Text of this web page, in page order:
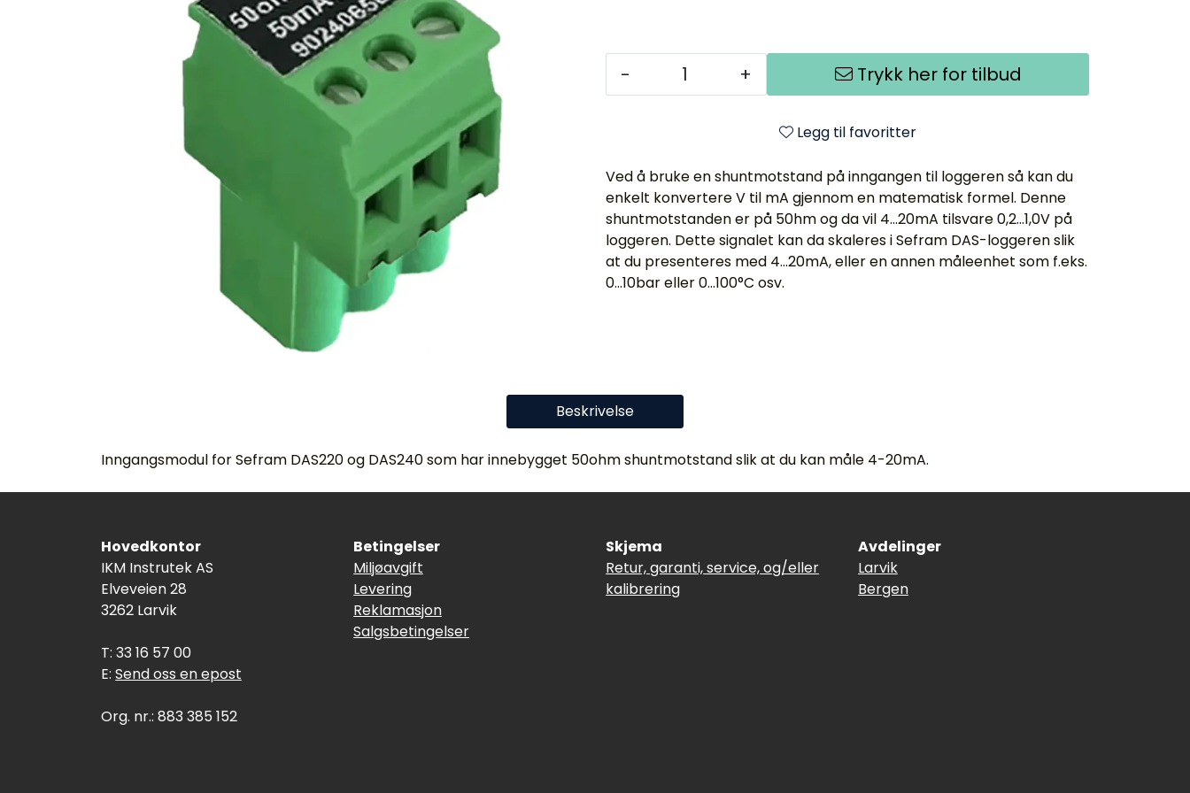
- + Trykk her for tilbud
Legg til favoritter
Ved å bruke en shuntmotstand på inngangen til loggeren så kan du
enkelt konvertere V til mA gjennom en matematisk formel. Denne
shuntmotstanden er på 50hm og da vil 4...20mA tilsvare 0,2...1,0V på
loggeren. Dette signalet kan da skaleres i Sefram DAS-loggeren slik
at du presenteres med 4...20mA, eller en annen måleenhet som f.eks.
0...10bar eller 0...100°C osv.
Beskrivelse
Inngangsmodul for Sefram DAS220 og DAS240 som har innebygget 50ohm shuntmotstand slik at du kan måle 4-20mA.
Hovedkontor
IKM Instrutek AS
Elveveien 28
3262 Larvik
T: 33 16 57 00
E: Send oss en epost
Org. nr.: 883 385 152
Betingelser
Miljøavgift
Levering
Reklamasjon
Salgsbetingelser
Skjema
Retur, garanti, service, og/eller
kalibrering
Avdelinger
Larvik
Bergen